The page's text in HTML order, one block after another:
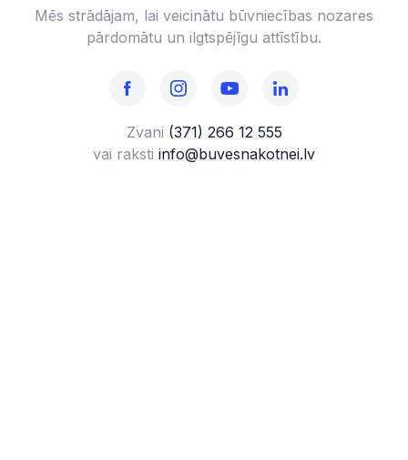
Mēs strādājam, lai veicinātu būvniecības nozares
pārdomātu un ilgtspējīgu attīstību.
Zvani (371) 266 12 555‬
vai raksti info@buvesnakotnei.lv